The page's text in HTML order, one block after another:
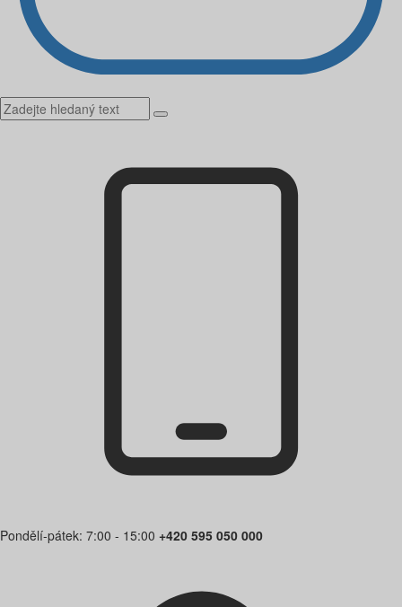
Pondělí-pátek: 7:00 - 15:00 +420 595 050 000